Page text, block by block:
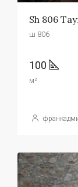
Sh 806
ш 806
100
м²